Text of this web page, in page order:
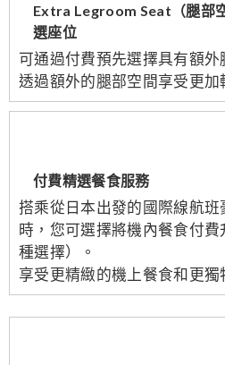
Extra Legroom Seat（腿部
選座位
可通過付費預先選擇具有額外
透過額外的腿部空間享受更加
付費精選餐食服務
搭乘從日本出發的國際線航
時，您可選擇將機內餐食付
種選擇）。
享受更精緻的機上餐食和更獨